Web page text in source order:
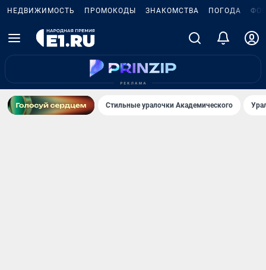
НЕДВИЖИМОСТЬ ПРОМОКОДЫ ЗНАКОМСТВА ПОГОДА
Стильные уралочки Академического